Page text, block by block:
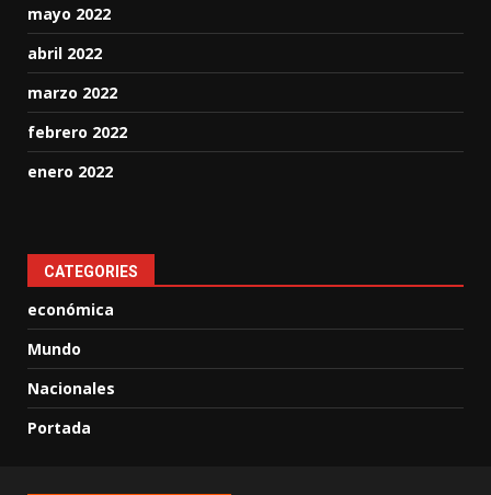
mayo 2022
abril 2022
marzo 2022
febrero 2022
enero 2022
CATEGORIES
económica
Mundo
Nacionales
Portada